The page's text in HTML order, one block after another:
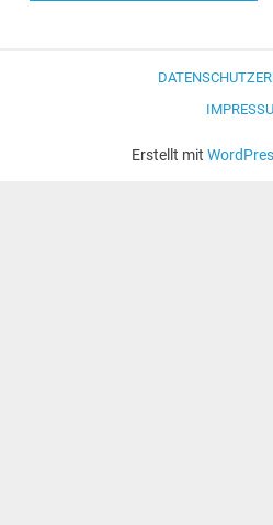
Erstellt mit